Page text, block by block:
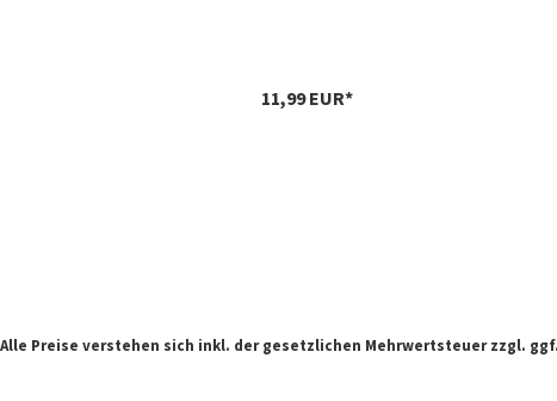
11,99 EUR*
Preise verstehen sich inkl. der gesetzlichen Mehrwertsteuer zzgl. ggf.